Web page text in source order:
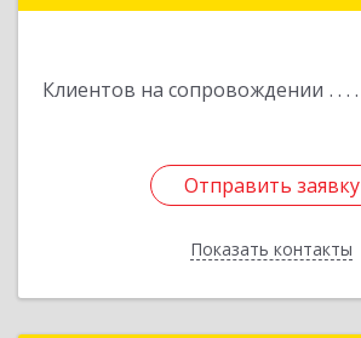
Клиентов на сопровождении
Отправить заявку
Показать контакты
Отправить заявку
Назад